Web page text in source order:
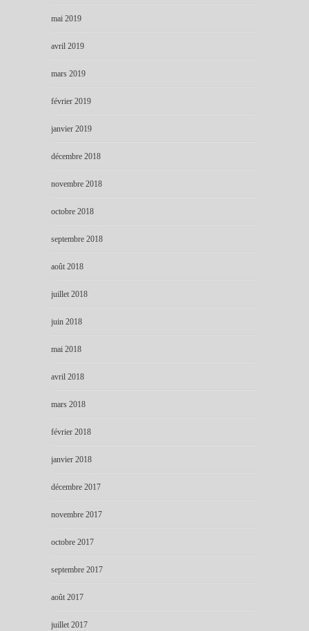
mai 2019
avril 2019
mars 2019
février 2019
janvier 2019
décembre 2018
novembre 2018
octobre 2018
septembre 2018
août 2018
juillet 2018
juin 2018
mai 2018
avril 2018
mars 2018
février 2018
janvier 2018
décembre 2017
novembre 2017
octobre 2017
septembre 2017
août 2017
juillet 2017